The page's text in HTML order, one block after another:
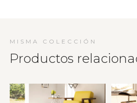
MISMA COLECCIÓN
Productos